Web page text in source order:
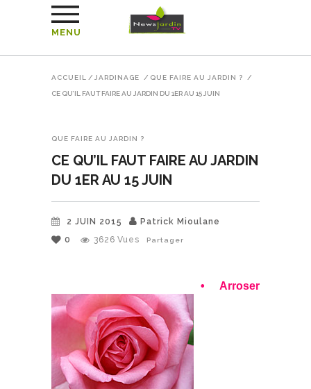
MENU
ACCUEIL / JARDINAGE / QUE FAIRE AU JARDIN ? /
CE QU’IL FAUT FAIRE AU JARDIN DU 1ER AU 15 JUIN
QUE FAIRE AU JARDIN ?
CE QU’IL FAUT FAIRE AU JARDIN
DU 1ER AU 15 JUIN
2 JUIN 2015
Patrick Mioulane
0
3626 Vues Partager
• Arroser